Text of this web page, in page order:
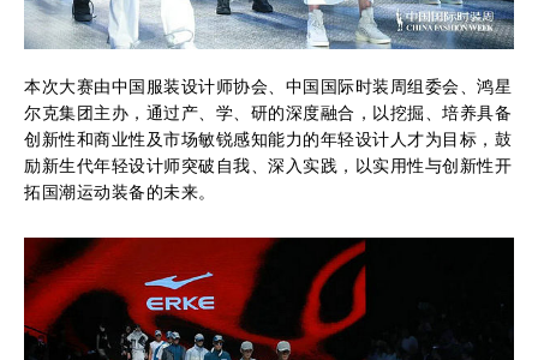
本次大赛由中国服装设计师协会、中国国际时装周组委会、鸿星
尔克集团主办，通过产、学、研的深度融合，以挖掘、培养具备
创新性和商业性及市场敏锐感知能力的年轻设计人才为目标，鼓
励新生代年轻设计师突破自我、深入实践，以实用性与创新性开
拓国潮运动装备的未来。